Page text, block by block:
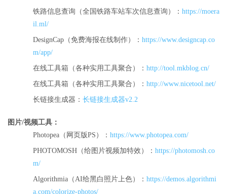
铁路信息查询（全国铁路车站车次信息查询）： https://moera
il.ml/
DesignCap（免费海报在线制作）： https://www.designcap.co
m/app/
在线工具箱（各种实用工具聚合）： http://tool.mkblog.cn/
在线工具箱（各种实用工具聚合）： http://www.nicetool.net/
长链接生成器： 长链接生成器v2.2
图片/视频工具：
Photopea（网页版PS）： https://www.photopea.com/
PHOTOMOSH（给图片视频加特效）： https://photomosh.co
m/
Algorithmia（AI给黑白照片上色）： https://demos.algorithmi
a.com/colorize-photos/